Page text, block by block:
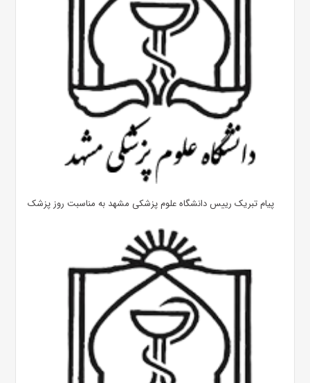
پیام تبریک رییس دانشگاه علوم پزشکی مشهد به مناسبت روز پزشک